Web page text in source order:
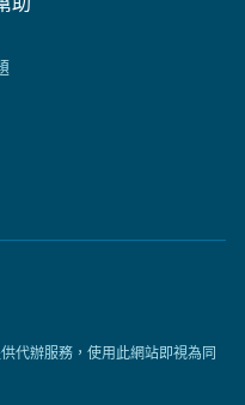
代辦服務，使用此網站即視為同